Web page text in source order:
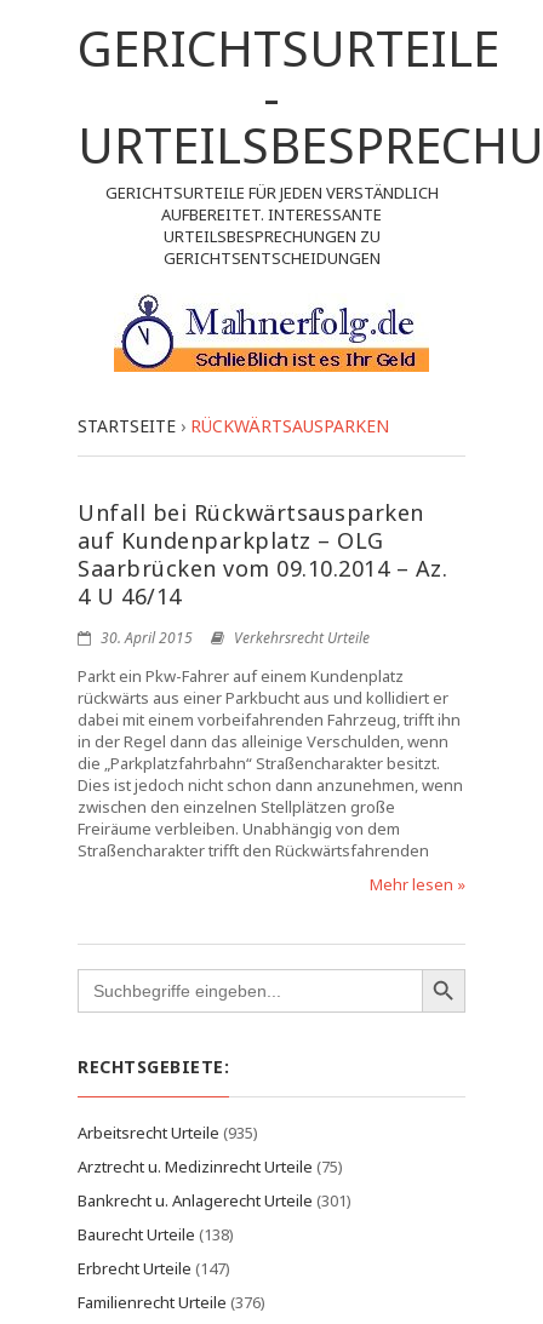
GERICHTSURTEILE
-
GERICHTSURTEILE FÜR JEDEN VERSTÄNDLICH
AUFBEREITET. INTERESSANTE
URTEILSBESPRECHUNGEN ZU
GERICHTSENTSCHEIDUNGEN
STARTSEITE › RÜCKWÄRTSAUSPARKEN
Unfall bei Rückwärtsausparken
auf Kundenparkplatz – OLG
Saarbrücken vom 09.10.2014 – Az.
4 U 46/14
30. April 2015 Verkehrsrecht Urteile
Parkt ein Pkw-Fahrer auf einem Kundenplatz
rückwärts aus einer Parkbucht aus und kollidiert er
dabei mit einem vorbeifahrenden Fahrzeug, trifft ihn
in der Regel dann das alleinige Verschulden, wenn
die „Parkplatzfahrbahn“ Straßencharakter besitzt.
Dies ist jedoch nicht schon dann anzunehmen, wenn
zwischen den einzelnen Stellplätzen große
Freiräume verbleiben. Unabhängig von dem
Straßencharakter trifft den Rückwärtsfahrenden
Mehr lesen »
Search
for:
RECHTSGEBIETE:
Arbeitsrecht Urteile (935)
Arztrecht u. Medizinrecht Urteile (75)
Bankrecht u. Anlagerecht Urteile (301)
Baurecht Urteile (138)
Erbrecht Urteile (147)
Familienrecht Urteile (376)